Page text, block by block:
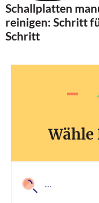
Schallplatten
reinigen: Schritt
Schritt